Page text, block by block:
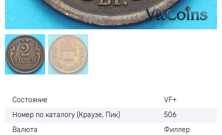
Состояние
VF+
Номер по каталогу (Краузе, Пик)
506
Валюта
Филлер